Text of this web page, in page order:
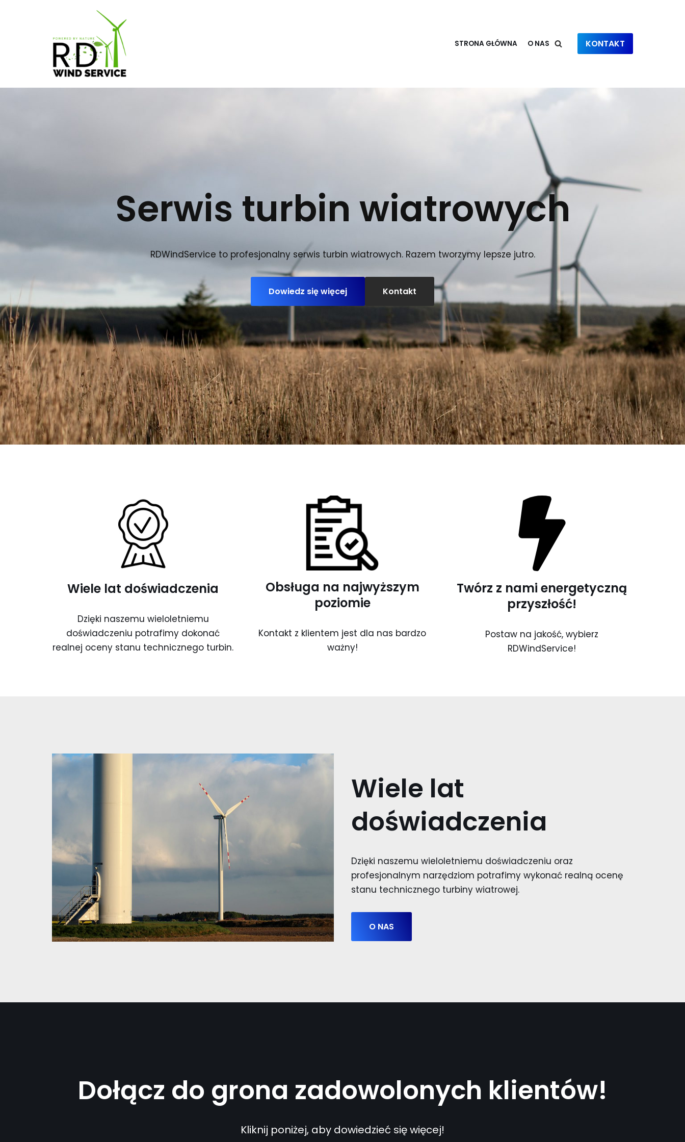
STRONA GŁÓWNA O NAS KONTAKT
Serwis turbin wiatrowych
RDWindService to profesjonalny serwis turbin wiatrowych. Razem tworzymy lepsze jutro.
Dowiedz się więcej Kontakt
Wiele lat doświadczenia
Dzięki naszemu wieloletniemu
doświadczeniu potrafimy dokonać
realnej oceny stanu technicznego turbin.
Obsługa na najwyższym
poziomie
Kontakt z klientem jest dla nas bardzo
ważny!
Twórz z nami energetyczną
przyszłość!
Postaw na jakość, wybierz
RDWindService!
Wiele lat
doświadczenia
Dzięki naszemu wieloletniemu doświadczeniu oraz
profesjonalnym narzędziom potrafimy wykonać realną ocenę
stanu technicznego turbiny wiatrowej.
O NAS
Dołącz do grona zadowolonych klientów!
Kliknij poniżej, aby dowiedzieć się więcej!